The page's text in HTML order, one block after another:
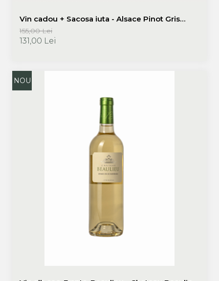
Vin cadou + Sacosa iuta - Alsace Pinot Gris
Terroir 2019 750 ml - Domaine Zinck | Promotie
vinuri cadou
155,00 Lei
131,00 Lei
NOU